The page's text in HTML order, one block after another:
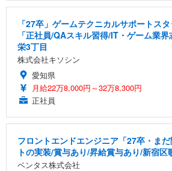
「27卒」ゲームテクニカルサポートス
「正社員/QAスキル習得/IT・ゲーム業
栄3丁目
株式会社キソシン
愛知県
月給22万8,000円～32万8,300円
正社員
フロントエンドエンジニア「27卒・ま
トの実装/賞与あり/昇給賞与あり/新宿区
ベンタス株式会社